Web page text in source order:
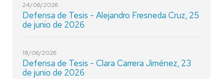
24/06/2026
Defensa de Tesis - Alejandro Fresneda Cruz, 25
de junio de 2026
18/06/2026
Defensa de Tesis - Clara Carrera Jiménez, 23
de junio de 2026